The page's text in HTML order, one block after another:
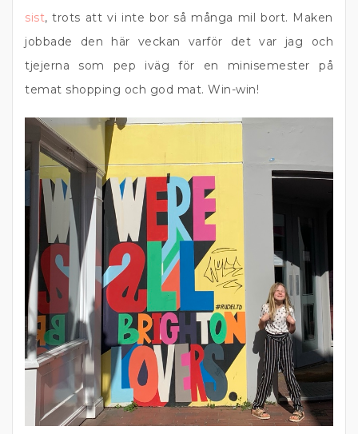
sist, trots att vi inte bor så många mil bort. Maken
jobbade den här veckan varför det var jag och
tjejerna som pep iväg för en minisemester på
temat shopping och god mat. Win-win!